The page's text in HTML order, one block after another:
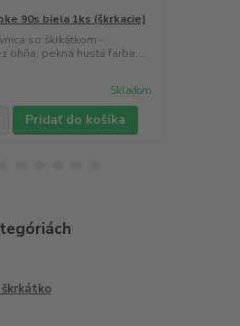
90s biela 1ks (škrkacie)
so škrkátkom -
ohňa, pekná hustá farba,...
Skladom
Pridať do košíka